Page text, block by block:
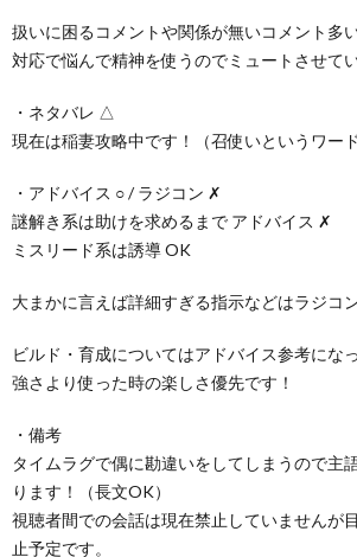
扱いに困るコメントや関係が無いコメント多
対応で悩んで精神を使うのでミュートさせて
・ネタバレ △
現在は稲妻攻略中です！（召使いというワー
・アドバイス ○ / ラジコン ✗
謎解き系は助けを求めるまで アドバイス ✗
ミスリード系は誘導 OK
大まかに言えば詳細すぎる指示などはラジコ
ビルド・育成についてはアドバイス参考にな
強さより使った時の楽しさ優先です！
・備考
タイムラグで偶に勘違いをしてしまうので主
ります！（長文OK）
視聴者間での会話は現在禁止していませんが
止予定です。